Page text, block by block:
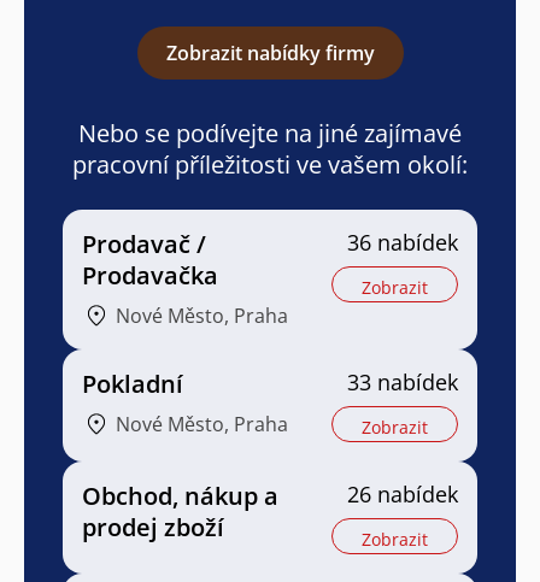
Zobrazit nabídky firmy
Nebo se podívejte na jiné zajímavé
pracovní příležitosti ve vašem okolí:
Prodavač /
Prodavačka
Nové Město, Praha
36 nabídek
Zobrazit
Pokladní
Nové Město, Praha
33 nabídek
Zobrazit
Obchod, nákup a
prodej zboží
26 nabídek
Zobrazit